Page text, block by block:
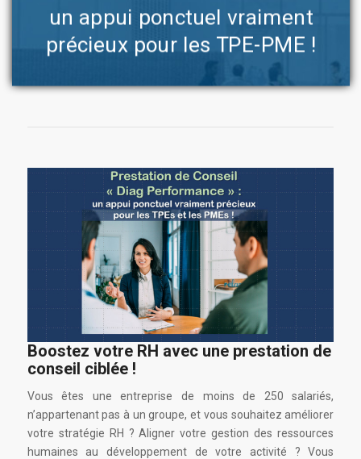
un appui ponctuel vraiment
précieux pour les TPE-PME !
Boostez votre RH avec une prestation de
conseil ciblée !
Vous êtes une entreprise de moins de 250 salariés,
n’appartenant pas à un groupe, et vous souhaitez améliorer
votre stratégie RH ? Aligner votre gestion des ressources
humaines au développement de votre activité ? Vous